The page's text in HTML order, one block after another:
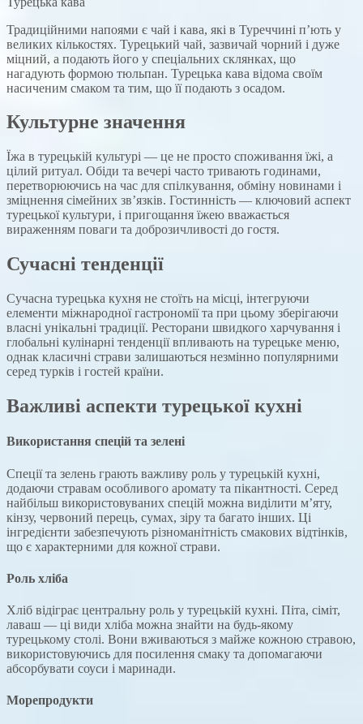
Традиційними напоями є чай і кава, які в Туреччині п’ють у
великих кількостях. Турецький чай, зазвичай чорний і дуже
міцний, а подають його у спеціальних склянках, що
нагадують формою тюльпан. Турецька кава відома своїм
насиченим смаком та тим, що її подають з осадом.
Культурне значення
Їжа в турецькій культурі — це не просто споживання їжі, а
цілий ритуал. Обіди та вечері часто тривають годинами,
перетворюючись на час для спілкування, обміну новинами і
зміцнення сімейних зв’язків. Гостинність — ключовий аспект
турецької культури, і пригощання їжею вважається
вираженням поваги та доброзичливості до гостя.
Сучасні тенденції
Сучасна турецька кухня не стоїть на місці, інтегруючи
елементи міжнародної гастрономії та при цьому зберігаючи
власні унікальні традиції. Ресторани швидкого харчування і
глобальні кулінарні тенденції впливають на турецьке меню,
однак класичні страви залишаються незмінно популярними
серед турків і гостей країни.
Важливі аспекти турецької кухні
Використання спецій та зелені
Спеції та зелень грають важливу роль у турецькій кухні,
додаючи стравам особливого аромату та пікантності. Серед
найбільш використовуваних спецій можна виділити м’яту,
кінзу, червоний перець, сумах, зіру та багато інших. Ці
інгредієнти забезпечують різноманітність смакових відтінків,
що є характерними для кожної страви.
Роль хліба
Хліб відіграє центральну роль у турецькій кухні. Піта, сіміт,
лаваш — ці види хліба можна знайти на будь-якому
турецькому столі. Вони вживаються з майже кожною стравою,
використовуючись для посилення смаку та допомагаючи
абсорбувати соуси і маринади.
Морепродукти